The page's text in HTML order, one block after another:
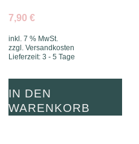
7,90 €
inkl. 7 % MwSt.
zzgl. Versandkosten
Lieferzeit: 3 - 5 Tage
IN DEN
WARENKORB